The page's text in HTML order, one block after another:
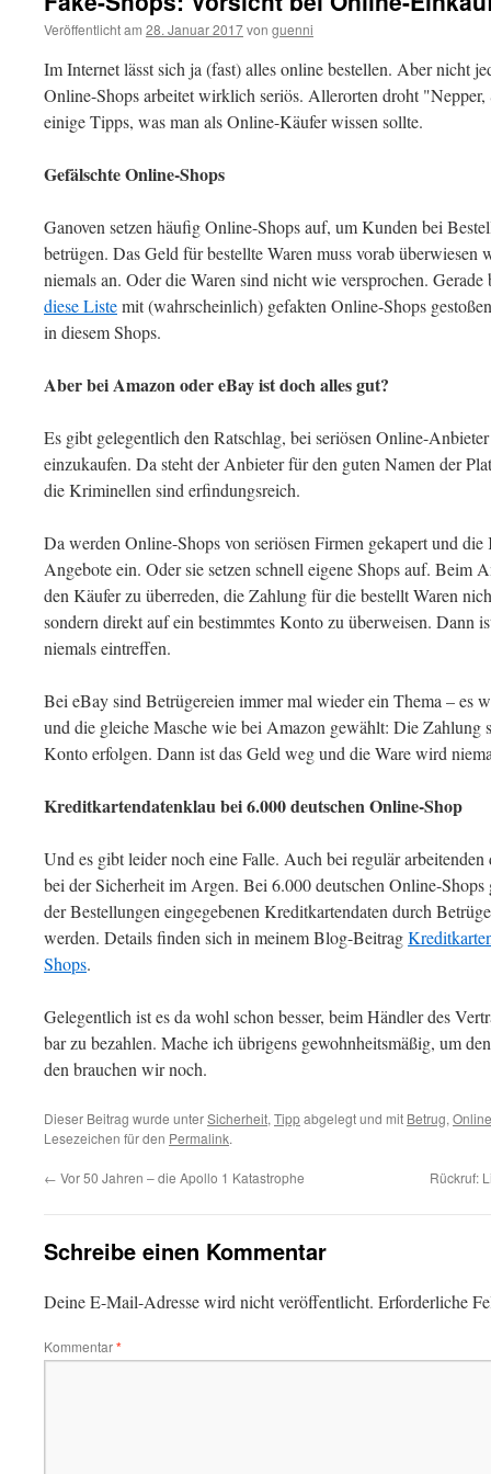
Veröffentlicht am 28. Januar 2017von guenni
Im Internet lässt sich ja (fast) alles online bestellen. Aber nicht
Online-Shops arbeitet wirklich seriös. Allerorten droht
einige Tipps, was man als Online-Käufer wissen sollte.
Gefälschte Online-Shops
Ganoven setzen häufig Online-Shops auf, um Kunden bei
betrügen. Das Geld für bestellte Waren muss vorab überwiesen
niemals an. Oder die Waren sind nicht wie versprochen.
diese Listemit (wahrscheinlich) gefakten Online-Shops
in diesem Shops.
Aber bei Amazon oder eBay ist doch alles gut?
Es gibt gelegentlich den Ratschlag, bei seriösen Online-
einzukaufen. Da steht der Anbieter für den guten Namen der
die Kriminellen sind erfindungsreich.
Da werden Online-Shops von seriösen Firmen gekapert und
Angebote ein. Oder sie setzen schnell eigene Shops auf. Beim
den Käufer zu überreden, die Zahlung für die bestellt Waren
sondern direkt auf ein bestimmtes Konto zu überweisen. Dann
niemals eintreffen.
Bei eBay sind Betrügereien immer mal wieder ein Thema – es
und die gleiche Masche wie bei Amazon gewählt: Die Zahlung
Konto erfolgen. Dann ist das Geld weg und die Ware wird
Kreditkartendatenklau bei 6.000 deutschen Online-Shop
Und es gibt leider noch eine Falle. Auch bei regulär
bei der Sicherheit im Argen. Bei 6.000 deutschen Online-
der Bestellungen eingegebenen Kreditkartendaten durch
werden. Details finden sich in meinem Blog-Beitrag
Shops.
Gelegentlich ist es da wohl schon besser, beim Händler des
bar zu bezahlen. Mache ich übrigens gewohnheitsmäßig, um
den brauchen wir noch.
Dieser Beitrag wurde unterSicherheit, Tippabgelegt und mit Betrug,
Lesezeichen für den Permalink.
← Vor 50 Jahren – die Apollo 1 Katastrophe Rückruf:
Schreibe einen Kommentar
Deine E-Mail-Adresse wird nicht veröffentlicht. Erforderliche
Kommentar*